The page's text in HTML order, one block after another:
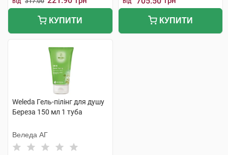
КУПИТИ КУПИТИ
Weleda Гель-пілінг для душу
Береза 150 мл 1 туба
Веледа АГ